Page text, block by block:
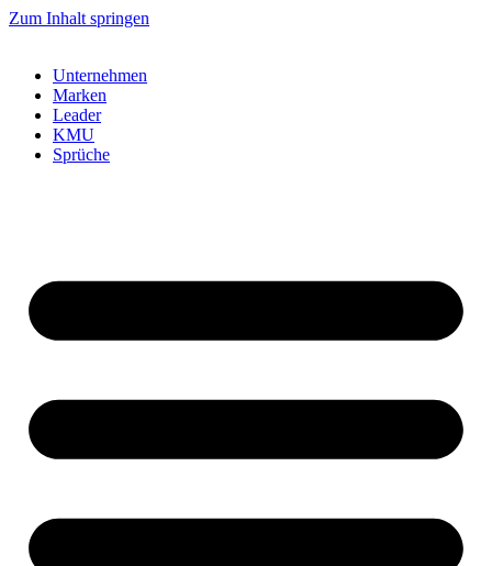
Zum Inhalt springen
Unternehmen
Marken
Leader
KMU
Sprüche